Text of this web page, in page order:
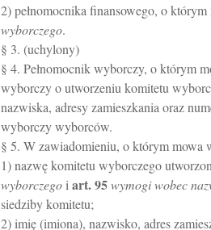
2) pełnomocnika finansowego, o
wyborczego.
§ 3. (uchylony)
§ 4. Pełnomocnik wyborczy, o którym
wyborczy o utworzeniu komitetu
nazwiska, adresy zamieszkania oraz
wyborczy wyborców.
§ 5. W zawiadomieniu, o którym mowa
1) nazwę komitetu wyborczego
wyborczego i art.95wymogi wobec
siedziby komitetu;
2) imię (imiona), nazwisko, adres